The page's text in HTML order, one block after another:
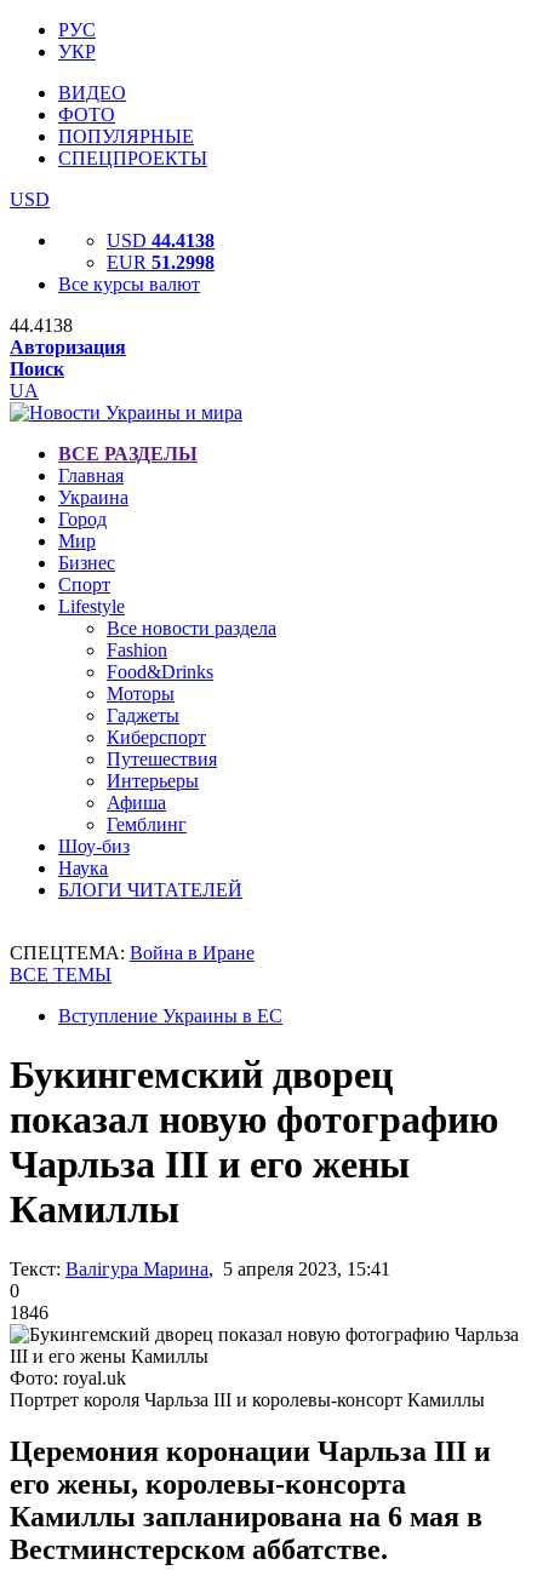
РУС
УКР
ВИДЕО
ФОТО
ПОПУЛЯРНЫЕ
СПЕЦПРОЕКТЫ
USD
USD 44.4138
EUR 51.2998
Все курсы валют
44.4138
Авторизация
Поиск
UA
ВСЕ РАЗДЕЛЫ
Главная
Украина
Город
Мир
Бизнес
Спорт
Lifestyle
Все новости раздела
Fashion
Food&Drinks
Моторы
Гаджеты
Киберспорт
Путешествия
Интерьеры
Афиша
Гемблинг
Шоу-биз
Наука
БЛОГИ ЧИТАТЕЛЕЙ
СПЕЦТЕМА: Война в Иране
ВСЕ ТЕМЫ
Вступление Украины в ЕС
Букингемский дворец
показал новую фотографию
Чарльза III и его жены
Камиллы
Текст: Валігура Марина, 5 апреля 2023, 15:41
0
1846
Фото: royal.uk
Портрет короля Чарльза III и королевы-консорт Камиллы
Церемония коронации Чарльза III и
его жены, королевы-консорта
Камиллы запланирована на 6 мая в
Вестминстерском аббатстве.